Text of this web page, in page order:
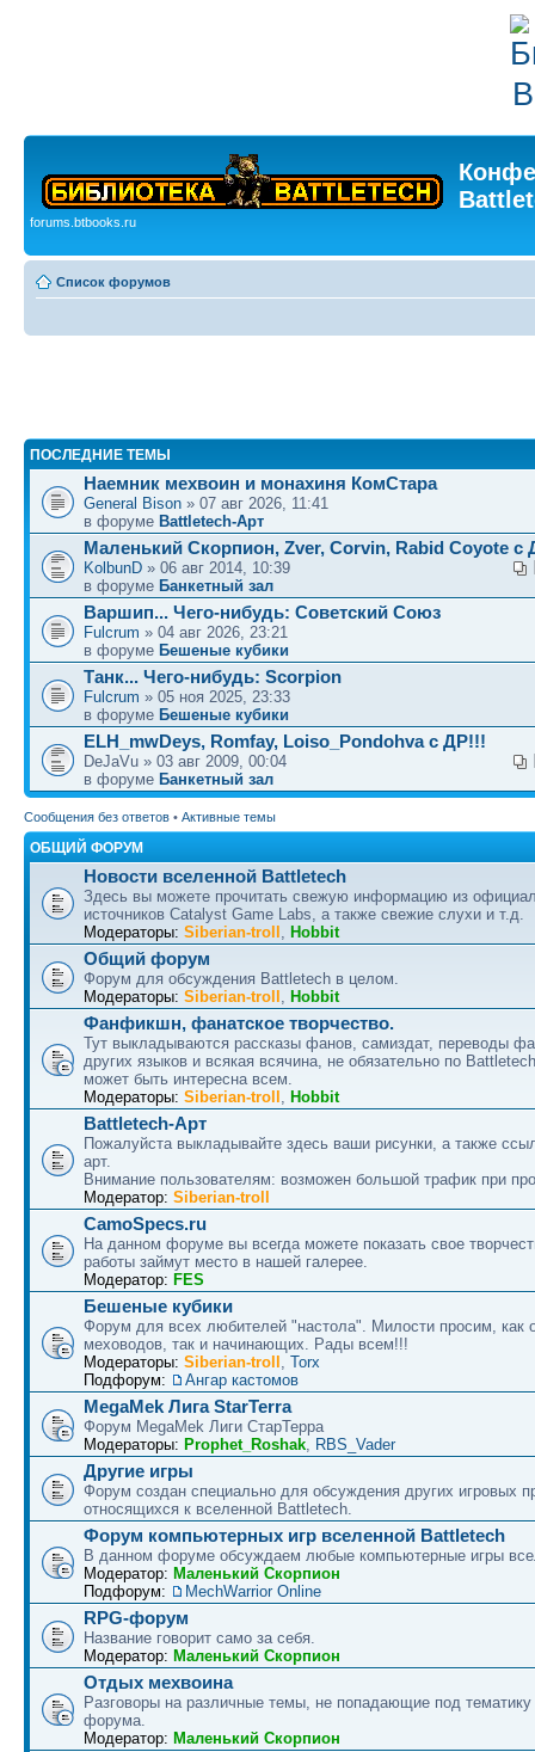
forums.btbooks.ru
Список форумов
ПОСЛЕДНИЕ ТЕМЫ
Наемник мехвоин и монахиня КомСтара
General Bison » 07 авг 2026, 11:41
в форуме Battletech-Арт
Маленький Скорпион, Zver, Corvin, Rabid Coyote с
KolbunD » 06 авг 2014, 10:39
в форуме Банкетный зал
Варшип... Чего-нибудь: Советский Союз
Fulcrum » 04 авг 2026, 23:21
в форуме Бешеные кубики
Танк... Чего-нибудь: Scorpion
Fulcrum » 05 ноя 2025, 23:33
в форуме Бешеные кубики
ELH_mwDeys, Romfay, Loiso_Pondohva с ДР!!!
DeJaVu » 03 авг 2009, 00:04
в форуме Банкетный зал
Сообщения без ответов • Активные темы
ОБЩИЙ ФОРУМ
Новости вселенной Battletech
Здесь вы можете прочитать свежую информацию из
источников Catalyst Game Labs, а также свежие слухи и т.д.
Модераторы: Siberian-troll Hobbit
Общий форум
Форум для обсуждения Battletech в целом.
Модераторы: Siberian-troll Hobbit
Фанфикшн, фанатское творчество.
Тут выкладываются рассказы фанов, самиздат, переводы
других языков и всякая всячина, не обязательно по
может быть интересна всем.
Модераторы: Siberian-troll Hobbit
Battletech-Арт
Пожалуйста выкладывайте здесь ваши рисунки, а также
арт.
Внимание пользователям: возможен большой трафик при
Модератор: Siberian-troll
CamoSpecs.ru
На данном форуме вы всегда можете показать свое
работы займут место в нашей галерее.
Модератор: FES
Бешеные кубики
Форум для всех любителей "настола". Милости просим, как
меховодов, так и начинающих. Рады всем!!!
Модераторы: Siberian-troll Torx
Подфорум:
Ангар кастомов
MegaMek Лига StarTerra
Форум МegaMek Лиги СтарТерра
Модераторы: Prophet_Roshak RBS_Vader
Другие игры
Форум создан специально для обсуждения других игровых
относящихся к вселенной Battletech.
Форум компьютерных игр вселенной Battletech
В данном форуме обсуждаем любые компьютерные игры
Модератор: Маленький Скорпион
Подфорум:
MechWarrior Online
RPG-форум
Название говорит само за себя.
Модератор: Маленький Скорпион
Отдых мехвоина
Разговоры на различные темы, не попадающие под тематику
форума.
Модератор: Маленький Скорпион